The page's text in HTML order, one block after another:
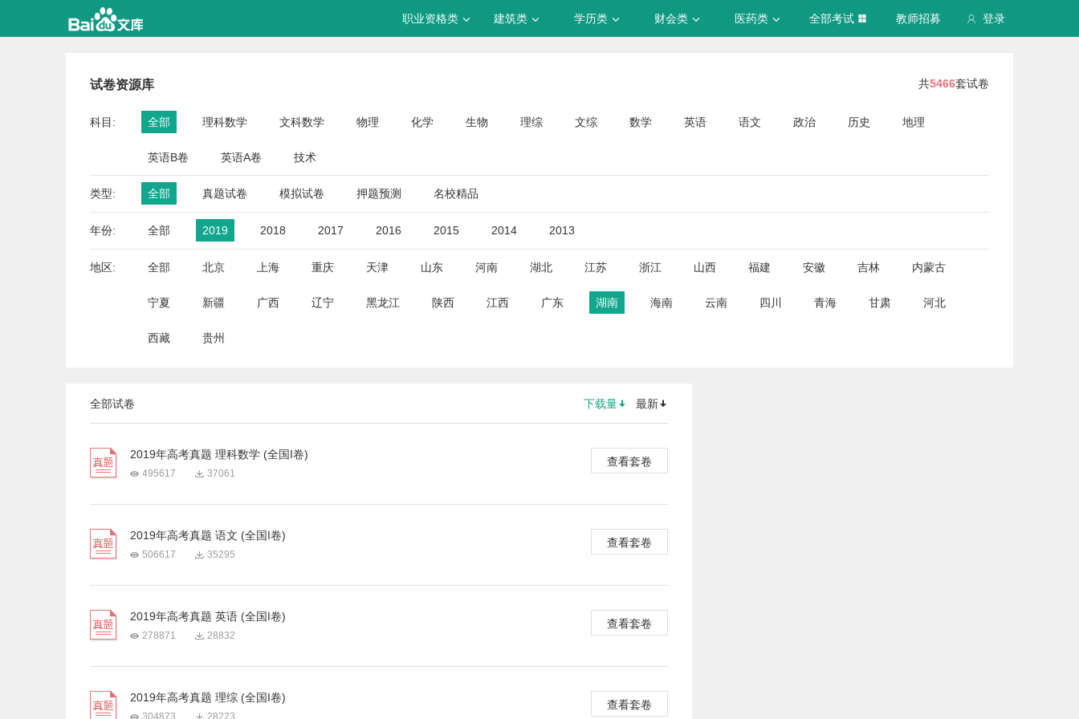
登录
职业资格类 建筑类 学历类 财会类 医药类 全部考试 教师招募
试卷资源库 共5466套试卷
科目: 全部 理科数学 文科数学 物理 化学 生物 理综 文综 数学 英语 语文 政治 历史 地理
英语B卷 英语A卷 技术
类型: 全部 真题试卷 模拟试卷 押题预测 名校精品
年份: 全部 2019 2018 2017 2016 2015 2014 2013
地区: 全部 北京 上海 重庆 天津 山东 河南 湖北 江苏 浙江 山西 福建 安徽 吉林 内蒙古
宁夏 新疆 广西 辽宁 黑龙江 陕西 江西 广东 湖南 海南 云南 四川 青海 甘肃 河北
西藏 贵州
全部试卷 下载量 最新
2019年高考真题 理科数学 (全国I卷)
495617 37061
查看套卷
2019年高考真题 语文 (全国I卷)
506617 35295
查看套卷
2019年高考真题 英语 (全国I卷)
278871 28832
查看套卷
2019年高考真题 理综 (全国I卷)
304873 28223
查看套卷